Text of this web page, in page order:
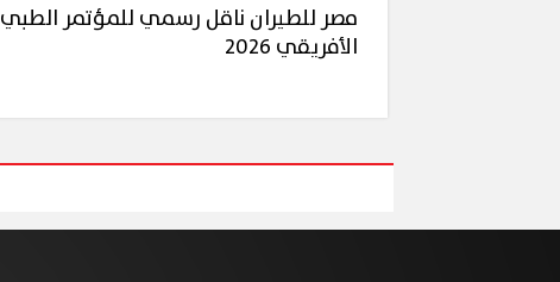
مصر للطيران ناقل رسمي للمؤتمر الطبي
الأفريقي 2026